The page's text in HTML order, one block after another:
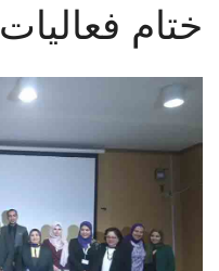
ختام فعاليات